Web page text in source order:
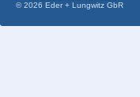
© 2026 Eder + Lungwitz GbR